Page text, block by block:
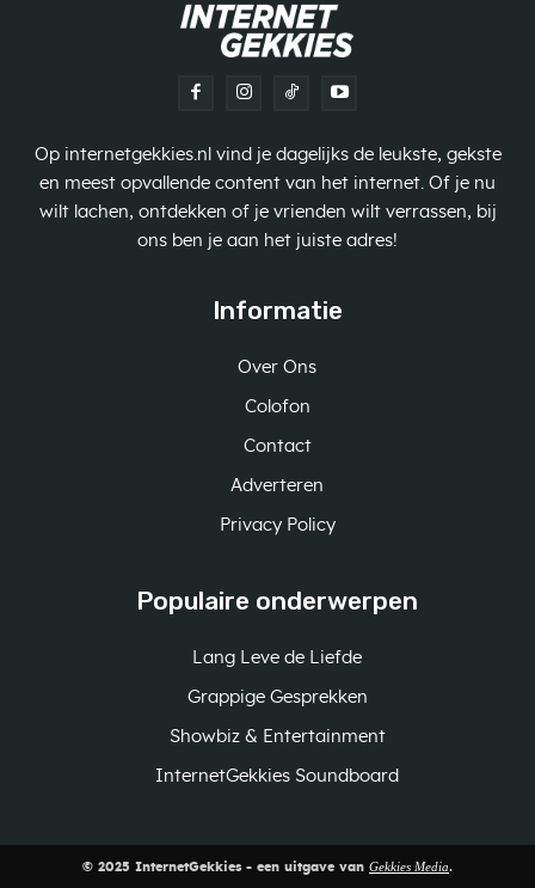
Op internetgekkies.nl vind je dagelijks de leukste, gekste
en meest opvallende content van het internet. Of je nu
wilt lachen, ontdekken of je vrienden wilt verrassen, bij
ons ben je aan het juiste adres!
Informatie
Over Ons
Colofon
Contact
Adverteren
Privacy Policy
Populaire onderwerpen
Lang Leve de Liefde
Grappige Gesprekken
Showbiz & Entertainment
InternetGekkies Soundboard
© 2025 InternetGekkies - een uitgave van Gekkies Media.